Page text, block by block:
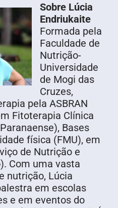
Sobre Lúcia
Endriukaite
Formada pela
Faculdade de
Nutrição-
Universidade
de Mogi das
Cruzes,
pela ASBRAN
Fitoterapia Clínica
Bases
física (FMU), em
de Nutrição e
Com uma vasta
nutrição, Lúcia
em escolas
e em eventos do